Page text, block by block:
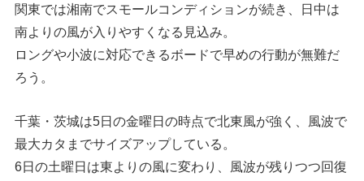
関東では湘南でスモールコンディションが続き、日中は
南よりの風が入りやすくなる見込み。
ロングや小波に対応できるボードで早めの行動が無難だ
ろう。
千葉・茨城は5日の金曜日の時点で北東風が強く、風波で
最大カタまでサイズアップしている。
6日の土曜日は東よりの風に変わり、風波が残りつつ回復